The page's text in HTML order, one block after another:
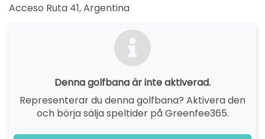
Acceso Ruta 41,Argentina
Denna golfbana är inte aktiverad.
Representerar du denna golfbana? Aktivera den
och börja sälja speltider på Greenfee365.